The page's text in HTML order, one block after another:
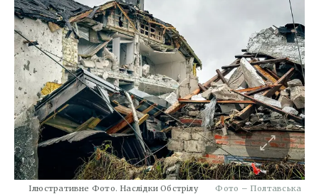
Ілюстративне Фото. Наслідки Обстрілу
Фото – Полтавська